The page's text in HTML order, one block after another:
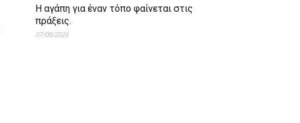
Η αγάπη για έναν τόπο φαίνεται στις
πράξεις.
07/08/2026